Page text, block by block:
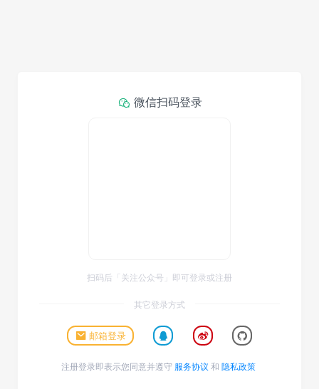
微信扫码登录
扫码后「关注公众号」即可登录或注册
其它登录方式
邮箱登录
注册登录即表示您同意并遵守 服务协议 和 隐私政策